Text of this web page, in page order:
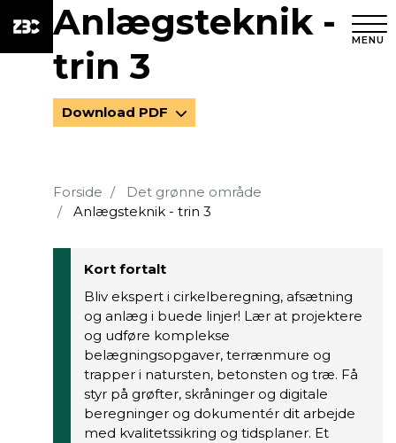
MENU
Anlægsteknik -
trin 3
Download PDF
Forside
Det grønne område
Anlægsteknik - trin 3
Kort fortalt
Bliv ekspert i cirkelberegning, afsætning
og anlæg i buede linjer! Lær at projektere
og udføre komplekse
belægningsopgaver, terrænmure og
trapper i natursten, betonsten og træ. Få
styr på grøfter, skråninger og digitale
beregninger og dokumentér dit arbejde
med kvalitetssikring og tidsplaner. Et